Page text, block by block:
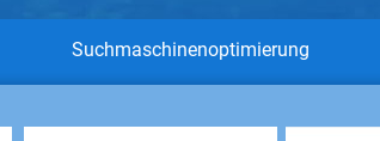
Suchmaschinenoptimierung